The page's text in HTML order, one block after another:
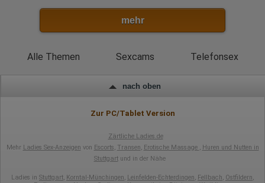
mehr
Alle Themen Sexcams Telefonsex
nach oben
Zur PC/Tablet Version
Zärtliche Ladies.de
Mehr Ladies Sex-Anzeigen von Escorts, Transen, Erotische Massage , Huren und Nutten in
Stuttgartund in der Nähe
Ladies in Stuttgart Korntal-Münchingen Leinfelden-Echterdingen Fellbach Ostfildern